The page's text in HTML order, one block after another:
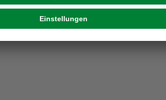
Ideen & nützliche Heimwerker-Tipps